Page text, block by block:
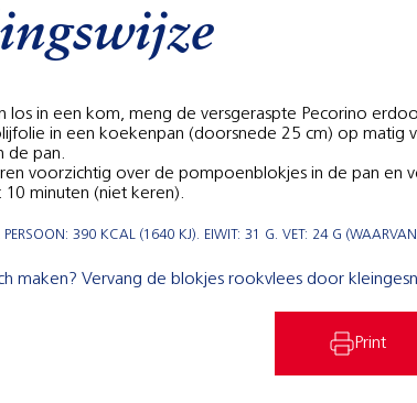
los in een kom, meng de versgeraspte Pecorino
in een koekenpan (doorsnede 25 cm) op matig
de pan.
voorzichtig over de pompoenblokjes in de pan en
minuten (niet keren).
PERSOON: 390 KCAL (1640 KJ). EIWIT: 31 G. VET: 24 G
maken? Vervang de blokjes rookvlees door
Print